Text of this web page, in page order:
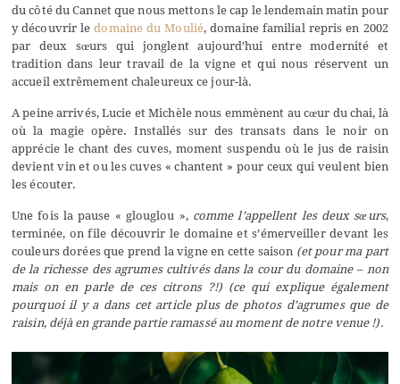
du côté du Cannet que nous mettons le cap le lendemain matin pour
y découvrir ledomaine du Moulié, domaine familial repris en 2002
par deux sœurs qui jonglent aujourd’hui entre modernité et
tradition dans leur travail de la vigne et qui nous réservent un
accueil extrêmement chaleureux ce jour-là.
A peine arrivés, Lucie et Michèle nous emmènent au cœur du chai, là
où la magie opère. Installés sur des transats dans le noir on
apprécie le chant des cuves, moment suspendu où le jus de raisin
devient vin et ou les cuves « chantent » pour ceux qui veulent bien
les écouter.
Une fois la pause « glouglou », comme l’appellent les deux sœurs,
terminée, on file découvrir le domaine et s’émerveiller devant les
couleurs dorées que prend la vigne en cette saison (et pour ma part
de la richesse des agrumes cultivés dans la cour du domaine – non
mais on en parle de ces citrons ?!) (ce qui explique également
pourquoi il y a dans cet article plus de photos d’agrumes que de
raisin, déjà en grande partie ramassé au moment de notre venue !).